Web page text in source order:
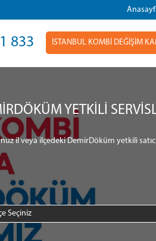
İSTANBUL KOMBİ DEĞİŞİM
833
YETKİLİ
il veya ilçedeki DemirDöküm yetkili